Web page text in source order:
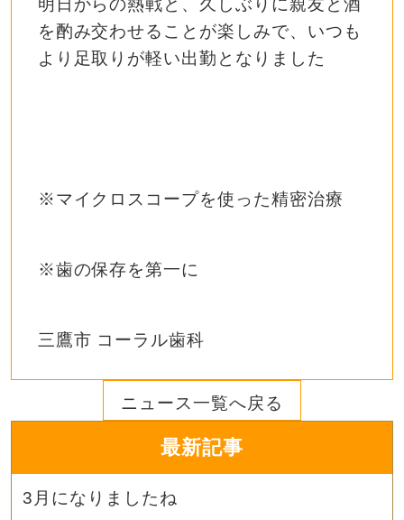
明日からの熱戦と、久しぶりに親友と酒
を酌み交わせることが楽しみで、いつも
より足取りが軽い出勤となりました
※マイクロスコープを使った精密治療
※歯の保存を第一に
三鷹市 コーラル歯科
ニュース一覧へ戻る
最新記事
3月になりましたね